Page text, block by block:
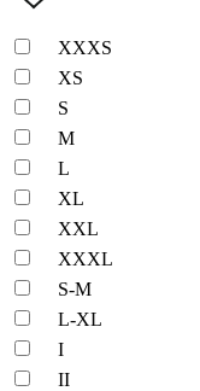
XXXS
XS
S
M
L
XL
XXL
XXXL
S-M
L-XL
I
II